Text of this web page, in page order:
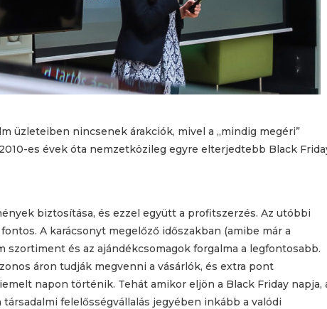
üzleteiben nincsenek árakciók, mivel a „mindig megéri”
es évek óta nemzetközileg egyre elterjedtebb Black
biztosítása, és ezzel együtt a profitszerzés. Az utóbbi
A karácsonyt megelőző időszakban (amibe már a
szortiment és az ajándékcsomagok forgalma a legfontosabb.
áron tudják megvenni a vásárlók, és extra pont
napon történik. Tehát amikor eljön a Black Friday napja,
felelősségvállalás jegyében inkább a valódi